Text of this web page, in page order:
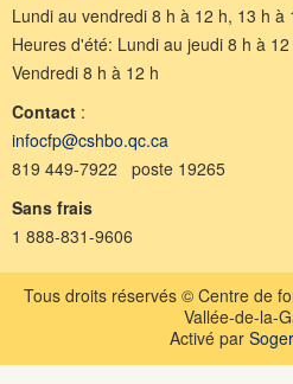
Lundi au vendredi 8 h à 12 h, 13 h à
Heures d'été: Lundi au jeudi 8 h à
Vendredi 8 h à 12 h
Contact :
infocfp@cshbo.qc.ca
819 449-7922 poste 19265
Sans frais
1 888-831-9606
Tous droits réservés © Centre de
Vallée-de-la-
Activé par